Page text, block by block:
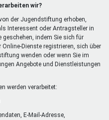
wir?
der Jugendstiftung erhoben,
Interessent oder Antragsteller in
geschehen, indem Sie sich für
Dienste registrieren, sich über
wenden oder wenn Sie im
Angebote und Dienstleistungen
werden verarbeitet:
E-Mail-Adresse,